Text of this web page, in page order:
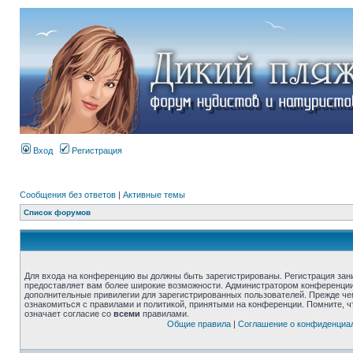
Вход Регистрация
Сообщения без ответов | Активные темы
Список форумов
Для входа на конференцию вы должны быть зарегистрированы. Регистрация
предоставляет вам более широкие возможности. Администратором
дополнительные привилегии для зарегистрированных пользователей. Прежде
ознакомиться с правилами и политикой, принятыми на конференции. Помните,
означает согласие со всеми правилами.
Общие правила| Соглашение о